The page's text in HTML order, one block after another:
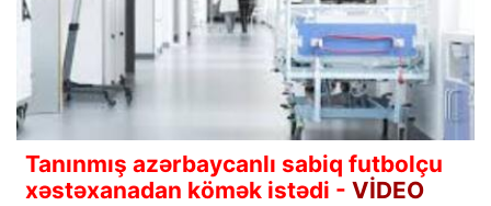
Tanınmış azərbaycanlı sabiq futbolçu
xəstəxanadan kömək istədi - VİDEO